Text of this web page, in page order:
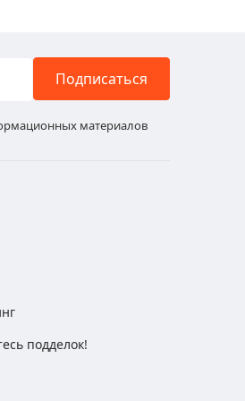
Подписаться
материалов
подделок!